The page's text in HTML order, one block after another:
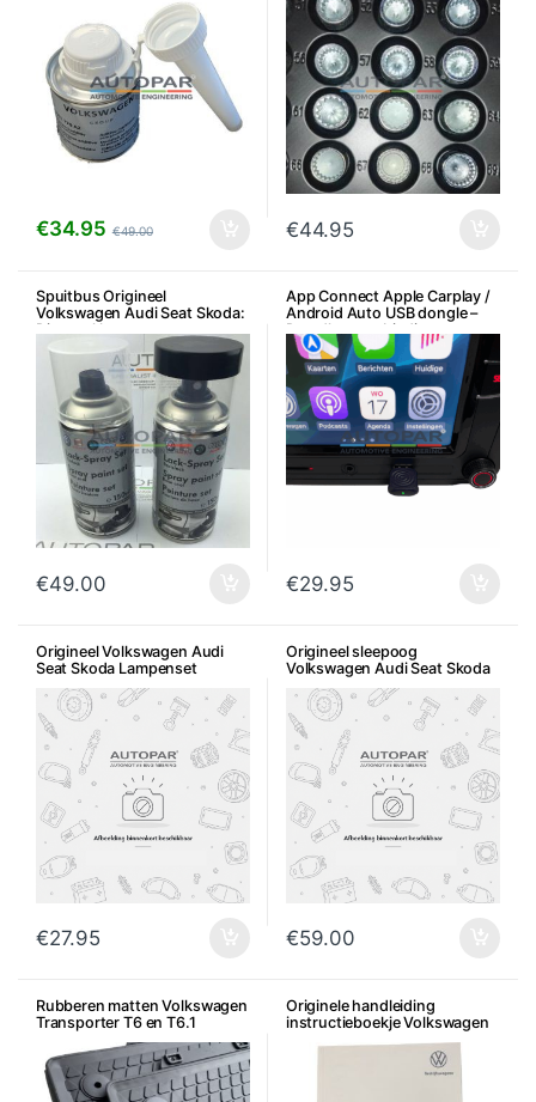
€34.95 €49.00 €44.95
Spuitbus Origineel
Volkswagen Audi Seat Skoda:
Diverse kleuren
€49.00
App Connect Apple Carplay /
Android Auto USB dongle –
Draadloze verbinding
Bluetooth
€29.95
Origineel Volkswagen Audi
Seat Skoda Lampenset
(reserve)
€27.95
Origineel sleepoog
Volkswagen Audi Seat Skoda
€59.00
Rubberen matten Volkswagen
Transporter T6 en T6.1
Originele handleiding
instructieboekje Volkswagen